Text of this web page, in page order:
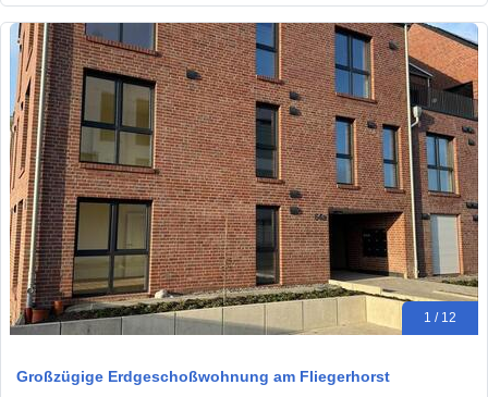
1 / 12
Großzügige Erdgeschoßwohnung am Fliegerhorst